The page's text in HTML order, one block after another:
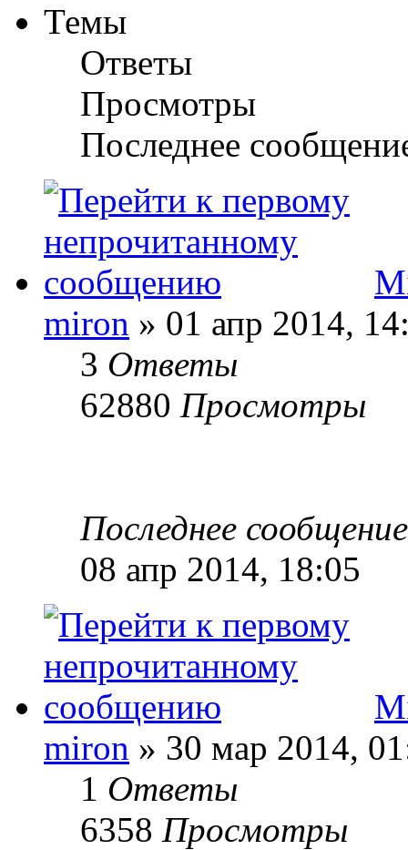
Темы
Ответы
Просмотры
Последнее
miron » 01 апр 2014,
3 Ответы
62880 Просмотры
Последнее
08 апр 2014, 18:05
miron » 30 мар 2014,
1 Ответы
6358 Просмотры